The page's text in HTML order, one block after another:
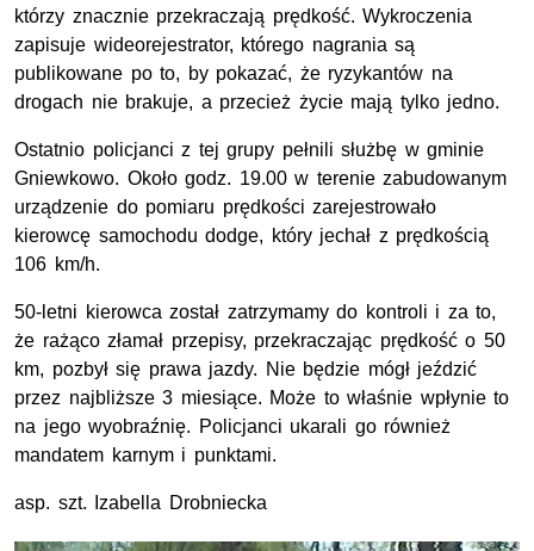
którzy znacznie przekraczają prędkość. Wykroczenia
zapisuje wideorejestrator, którego nagrania są
publikowane po to, by pokazać, że ryzykantów na
drogach nie brakuje, a przecież życie mają tylko jedno.
Ostatnio policjanci z tej grupy pełnili służbę w gminie
Gniewkowo. Około godz. 19.00 w terenie zabudowanym
urządzenie do pomiaru prędkości zarejestrowało
kierowcę samochodu dodge, który jechał z prędkością
106 km/h.
50-letni kierowca został zatrzymamy do kontroli i za to,
że rażąco złamał przepisy, przekraczając prędkość o 50
km, pozbył się prawa jazdy. Nie będzie mógł jeździć
przez najbliższe 3 miesiące. Może to właśnie wpłynie to
na jego wyobraźnię. Policjanci ukarali go również
mandatem karnym i punktami.
asp. szt. Izabella Drobniecka